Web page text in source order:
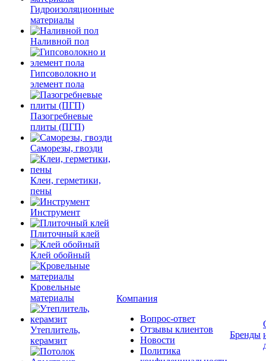
Гидроизоляционные
материалы
Наливной пол
Гипсоволокно и
элемент пола
Пазогребневые
плиты (ПГП)
Саморезы, гвозди
Клеи, герметики,
пены
Инструмент
Плиточный клей
Клей обойный
Кровельные
материалы
Утеплитель,
керамзит
Компания
Вопрос-ответ
Отзывы клиентов
Новости
Политика
Бренды